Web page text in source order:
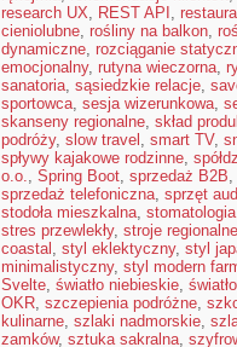
research UX, REST API ,
cieniolubne, rośliny na balkon,
dynamiczne, rozciąganie
emocjonalny, rutyna wieczorna,
sanatoria, sąsiedzkie relacje,
sportowca, sesja wizerunkowa,
skanseny regionalne, skład
podróży, slow travel , smart TV,
spływy kajakowe rodzinne,
o.o., Spring Boot, sprzedaż B2B,
sprzedaż telefoniczna, sprzęt
stodoła mieszkalna,
stres przewlekły, stroje regionalne
coastal , styl eklektyczny, styl
minimalistyczny, styl modern
Svelte, światło niebieskie,
OKR, szczepienia podróżne,
kulinarne, szlaki nadmorskie,
zamków, sztuka sakralna,